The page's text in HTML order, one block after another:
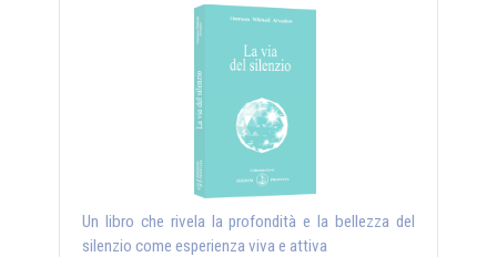
Un libro che rivela la profondità e la bellezza del
silenzio come esperienza viva e attiva